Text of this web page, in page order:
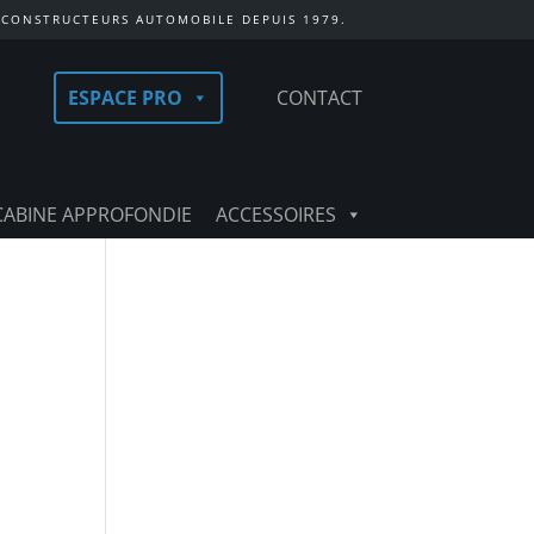
AUTOMOBILE DEPUIS 1979.
ESPACE PRO CONTACT
APPROFONDIE ACCESSOIRES